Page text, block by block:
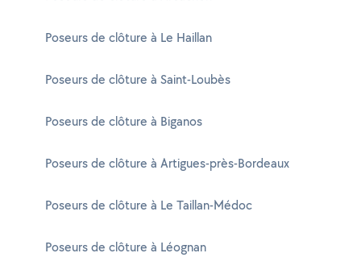
Poseurs de clôture à Le Haillan
Poseurs de clôture à Saint-Loubès
Poseurs de clôture à Biganos
Poseurs de clôture à Artigues-près-Bordeaux
Poseurs de clôture à Le Taillan-Médoc
Poseurs de clôture à Léognan